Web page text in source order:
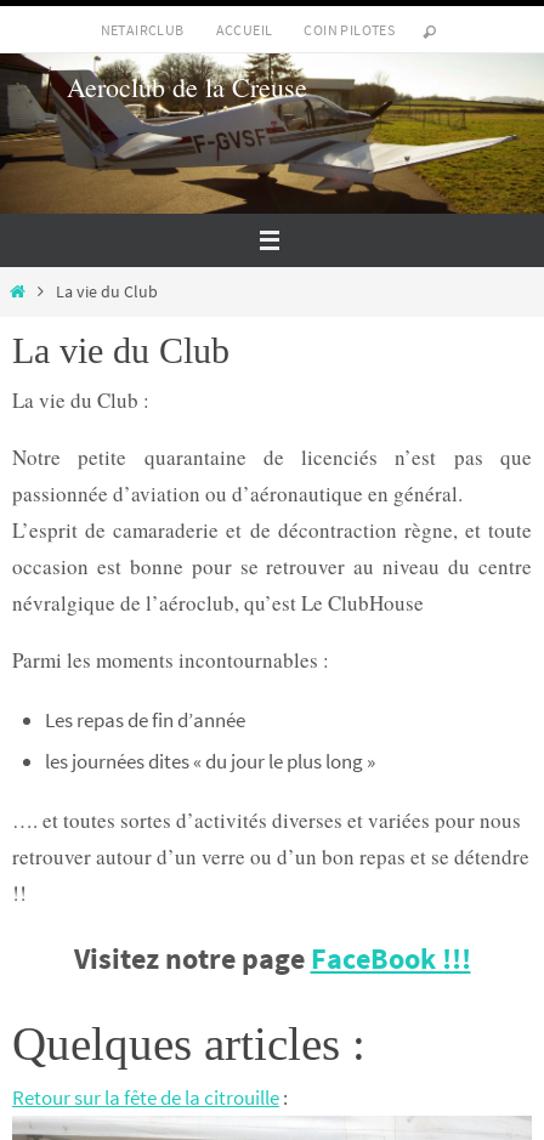
vers
contenu
NETAIRCLUB ACCUEIL COIN PILOTES
Aeroclub de la Creuse
HomeLa vie du Club
La vie du Club
La vie du Club :
Notre petite quarantaine de licenciés n’est pas que
passionnée d’aviation ou d’aéronautique en général.
L’esprit de camaraderie et de décontraction règne, et toute
occasion est bonne pour se retrouverau niveau du centre
névralgique de l’aéroclub, qu’est Le ClubHouse
Parmi les moments incontournables :
Les repas de fin d’année
les journées dites « du jour le plus long »
…. et toutes sortes d’activités diverses et variées pour nous
retrouver autour d’un verre ou d’un bon repas et se détendre
!!
Visitez notre pageFaceBook !!!
Quelques articles :
Retour sur la fête de la citrouille: